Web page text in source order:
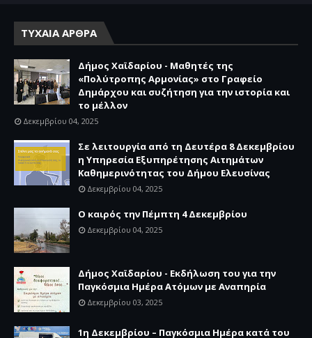
ΤΥΧΑΙΑ ΑΡΘΡΑ
Δήμος Χαϊδαρίου - Μαθητές της
«Πολύτροπης Αρμονίας» στο Γραφείο
Δημάρχου και συζήτηση για την ιστορία και
το μέλλον
Δεκεμβρίου 04, 2025
Σε λειτουργία από τη Δευτέρα 8 Δεκεμβρίου
η Υπηρεσία Εξυπηρέτησης Αιτημάτων
Καθημερινότητας του Δήμου Ελευσίνας
Δεκεμβρίου 04, 2025
Ο καιρός την Πέμπτη 4 Δεκεμβρίου
Δεκεμβρίου 04, 2025
Δήμος Χαϊδαρίου - Εκδήλωση του για την
Παγκόσμια Ημέρα Ατόμων με Αναπηρία
Δεκεμβρίου 03, 2025
1η Δεκεμβρίου – Παγκόσμια Ημέρα κατά του